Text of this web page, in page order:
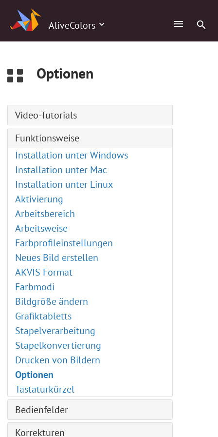
AliveColors
Optionen
Video-Tutorials
Pfadtext-Werkzeug
Benutzerdefinierte Pinsel erstellen
ABR-Pinsel laden
LUT-Editor
Einstellungsebenen
Bilder zuschneiden
Stapelverarbeitung
Ton- und Farbkorrekturen
Bilder kombinieren: Emersion
Aquarellporträt
Superhelden-Poster
Comic-Zeichnungen
Leuchtende Illustration
Stempel-Tool kreativ anwenden
Person ausschneiden
Chroma-Key verwenden
Bildhintergrund ändern
Partikel & fließende Linien
Pastell-Kunstwerk
Künstlerische Plugins
Funktionsweise
Installation unter Windows
Installation unter Mac
Installation unter Linux
Aktivierung
Arbeitsbereich
Arbeitsweise
Farbprofileinstellungen
Neues Bild erstellen
AKVIS Format
Farbmodi
Bildgröße ändern
Grafiktabletts
Stapelverarbeitung
Stapelkonvertierung
Drucken von Bildern
Optionen
Tastaturkürzel
Bedienfelder
Navigator
Korrekturen